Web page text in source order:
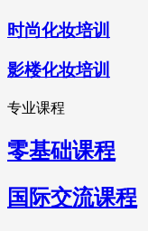
时尚化妆培训
影楼化妆培训
专业课程
零基础课程
国际交流课程